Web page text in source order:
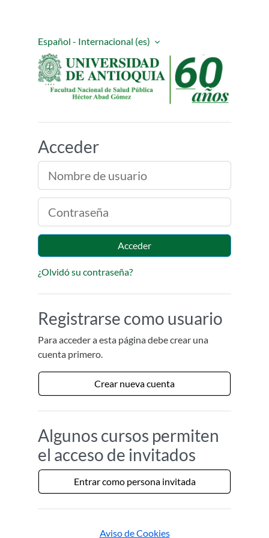
Español - Internacional ‎(es)‎
Entornos Virtuales
Acceder
Acceder
¿Olvidó su contraseña?
Registrarse como usuario
Para acceder a esta página debe crear una
cuenta primero.
Crear nueva cuenta
Algunos cursos permiten
el acceso de invitados
Entrar como persona invitada
Aviso de Cookies